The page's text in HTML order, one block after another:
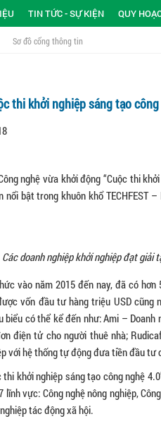
TIN TỨC - SỰ KIỆN QUY
Sơ đồ cổng thông tin
thi khởi nghiệp sáng tạo
nghệ vừa khởi động “Cuộc thi
nổi bật trong khuôn khổ TECHFEST
Các doanh nghiệp khởi nghiệp đạt giải
vào năm 2015 đến nay, đã có
vốn đầu tư hàng triệu USD
biểu có thể kể đến như: Ami –
điện tử cho người thuê nhà;
với hệ thống tự động đưa tiền đầu
thi khởi nghiệp sáng tạo công nghệ
vực: Công nghệ nông nghiệp,
tác động xã hội.